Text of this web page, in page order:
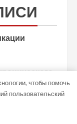
в бане
чтобы помочь
пользовательский